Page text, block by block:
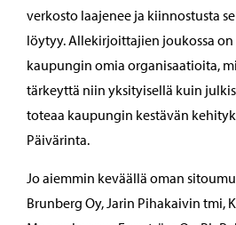
verkosto laajenee ja kiinnostusta
löytyy. Allekirjoittajien joukossa on
kaupungin omia organisaatioita,
tärkeyttä niin yksityisellä kuin
toteaa kaupungin kestävän
Päivärinta.
Jo aiemmin keväällä oman
Brunberg Oy, Jarin Pihakaivin tmi,